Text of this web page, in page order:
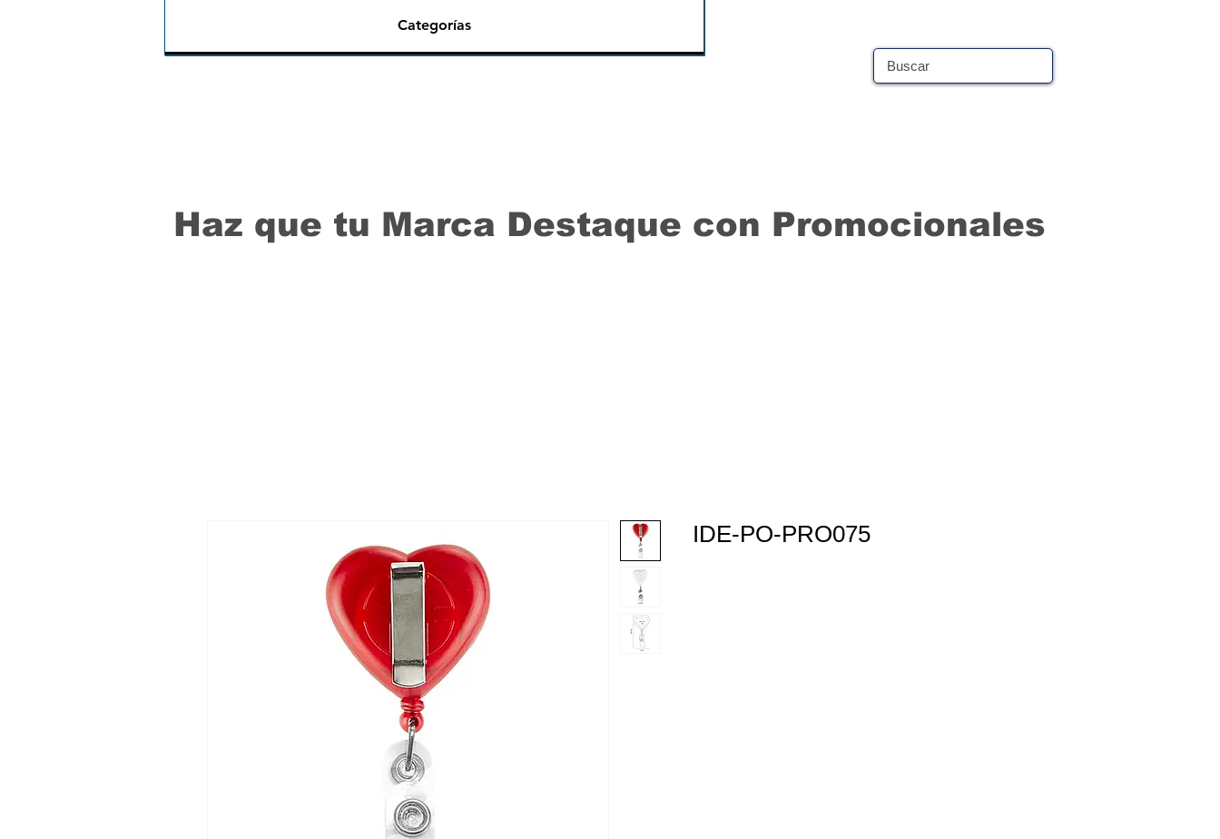
Categorías
Haz que tu Marca Destaque con Promocionales
IDE-PO-PRO075